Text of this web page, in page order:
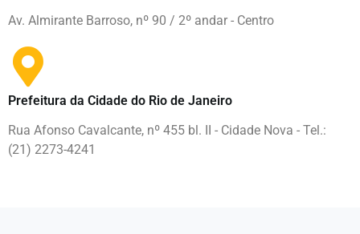
Av. Almirante Barroso, nº 90 / 2º andar - Centro
Prefeitura da Cidade do Rio de Janeiro
Rua Afonso Cavalcante, nº 455 bl. II - Cidade Nova - Tel.:
(21) 2273-4241